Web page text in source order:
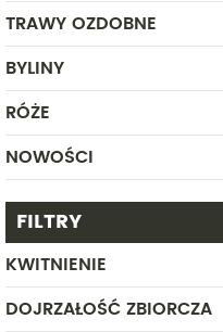
TRAWY OZDOBNE
BYLINY
RÓŻE
NOWOŚCI
FILTRY
KWITNIENIE
MARZEC
DOJRZAŁOŚĆ ZBIORCZA